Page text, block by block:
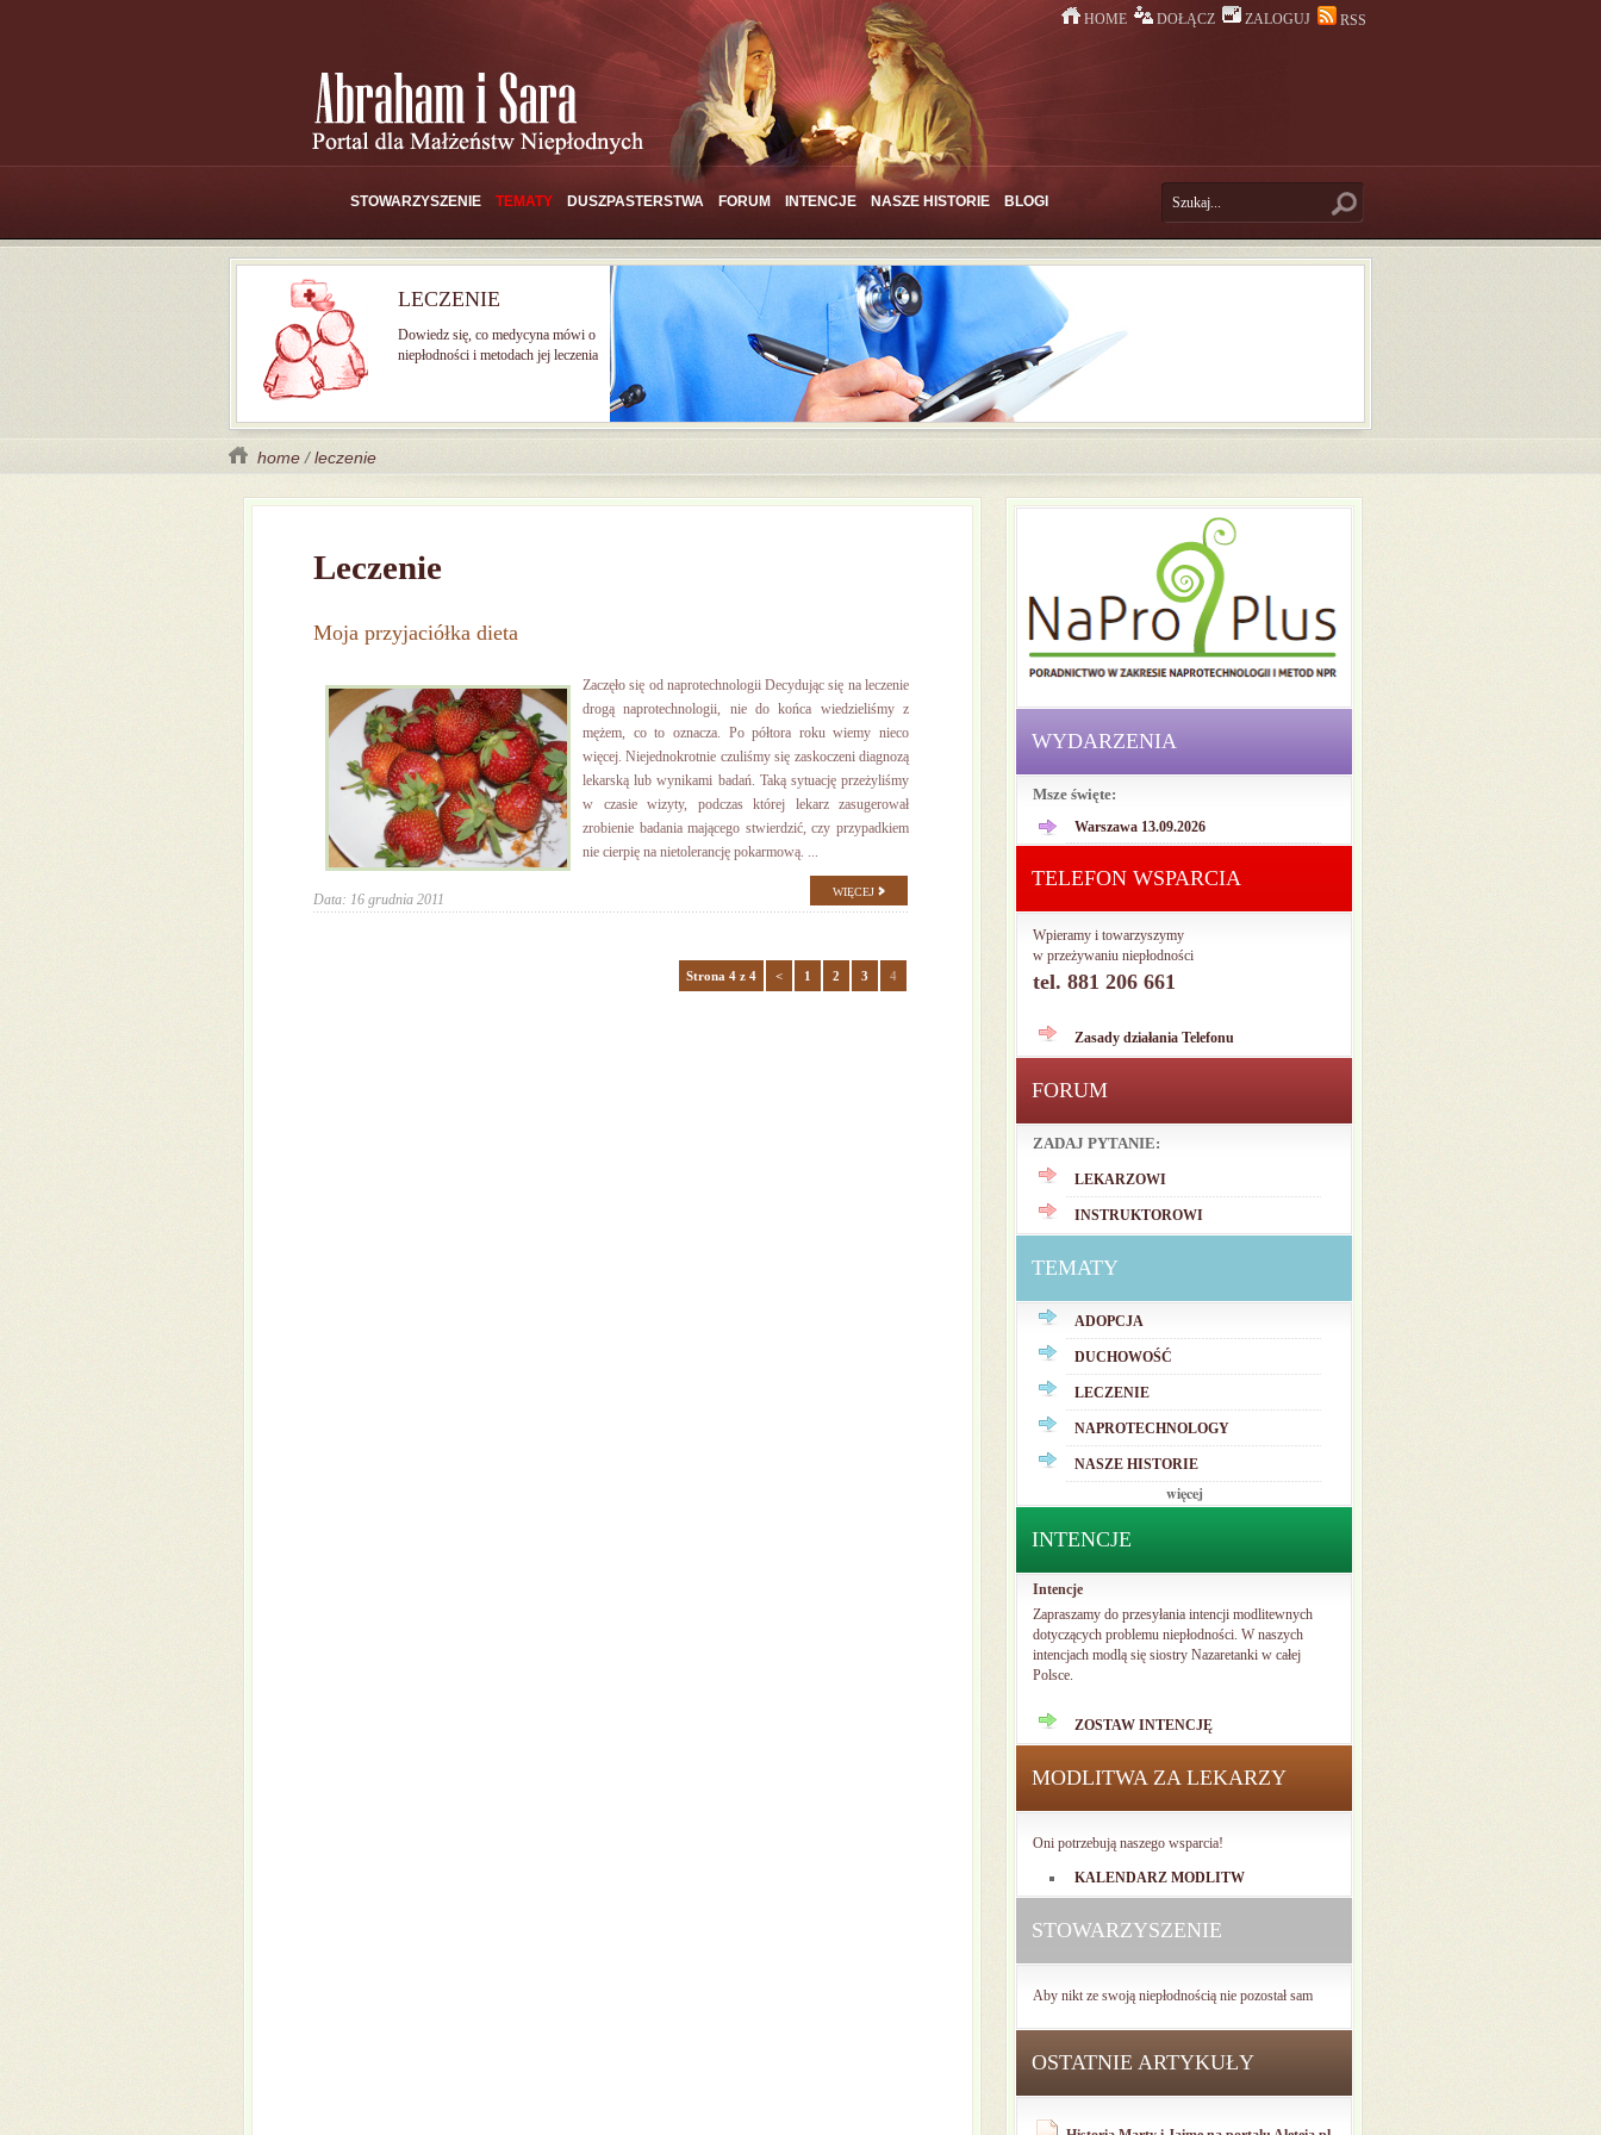
HOME DOŁĄCZ ZALOGUJ RSS
STOWARZYSZENIE TEMATY DUSZPASTERSTWA FORUM INTENCJE NASZE HISTORIE BLOGI
LECZENIE
Dowiedz się, co medycyna mówi o
niepłodności i metodach jej leczenia
home /leczenie
Leczenie
Moja przyjaciółka dieta
Zaczęło się od naprotechnologii Decydując się na leczenie
drogą naprotechnologii, nie do końca wiedzieliśmy z
mężem, co to oznacza. Po półtora roku wiemy nieco
więcej. Niejednokrotnie czuliśmy się zaskoczeni diagnozą
lekarską lub wynikami badań. Taką sytuację przeżyliśmy
w czasie wizyty, podczas której lekarz zasugerował
zrobienie badania mającego stwierdzić, czy przypadkiem
nie cierpię na nietolerancję pokarmową. ...
Data: 16 grudnia 2011 WIĘCEJ
Strona 4 z 4 < 1 2 3 4
WYDARZENIA
Msze święte:
Warszawa 13.09.2026
TELEFON WSPARCIA
Wpieramy i towarzyszymy
w przeżywaniu niepłodności
tel. 881 206 661
Zasady działania Telefonu
FORUM
ZADAJ PYTANIE:
LEKARZOWI
INSTRUKTOROWI
TEMATY
ADOPCJA
DUCHOWOŚĆ
LECZENIE
NAPROTECHNOLOGY
NASZE HISTORIE
więcej
INTENCJE
Intencje
Zapraszamy do przesyłania intencji modlitewnych
dotyczących problemu niepłodności. W naszych
intencjach modlą się siostry Nazaretanki w całej
Polsce.
ZOSTAW INTENCJĘ
MODLITWA ZA LEKARZY
Oni potrzebują naszego wsparcia!
KALENDARZ MODLITW
STOWARZYSZENIE
Aby nikt ze swoją niepłodnością nie pozostał sam
OSTATNIE ARTYKUŁY